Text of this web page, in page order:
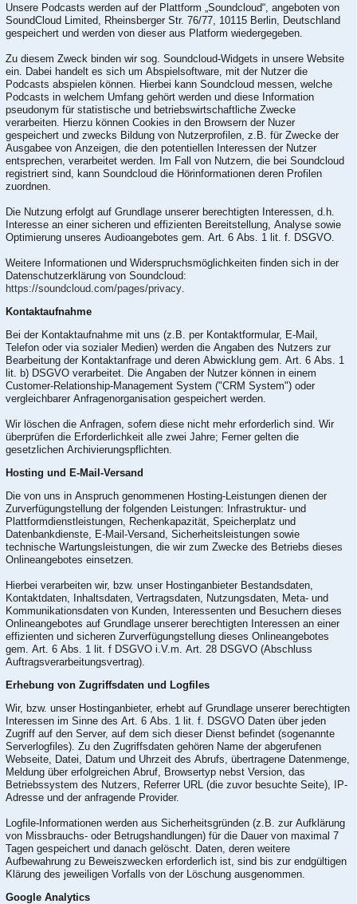
Unsere Podcasts werden auf der Plattform „Soundcloud“, angeboten von
SoundCloud Limited, Rheinsberger Str. 76/77, 10115 Berlin, Deutschland
gespeichert und werden von dieser aus Platform wiedergegeben.
Zu diesem Zweck binden wir sog. Soundcloud-Widgets in unsere Website
ein. Dabei handelt es sich um Abspielsoftware, mit der Nutzer die
Podcasts abspielen können. Hierbei kann Soundcloud messen, welche
Podcasts in welchem Umfang gehört werden und diese Information
pseudonym für statistische und betriebswirtschaftliche Zwecke
verarbeiten. Hierzu können Cookies in den Browsern der Nuzer
gespeichert und zwecks Bildung von Nutzerprofilen, z.B. für Zwecke der
Ausgabee von Anzeigen, die den potentiellen Interessen der Nutzer
entsprechen, verarbeitet werden. Im Fall von Nutzern, die bei Soundcloud
registriert sind, kann Soundcloud die Hörinformationen deren Profilen
zuordnen.
Die Nutzung erfolgt auf Grundlage unserer berechtigten Interessen, d.h.
Interesse an einer sicheren und effizienten Bereitstellung, Analyse sowie
Optimierung unseres Audioangebotes gem. Art. 6 Abs. 1 lit. f. DSGVO.
Weitere Informationen und Widerspruchsmöglichkeiten finden sich in der
Datenschutzerklärung von Soundcloud:
https://soundcloud.com/pages/privacy
Kontaktaufnahme
Bei der Kontaktaufnahme mit uns (z.B. per Kontaktformular, E-Mail,
Telefon oder via sozialer Medien) werden die Angaben des Nutzers zur
Bearbeitung der Kontaktanfrage und deren Abwicklung gem. Art. 6 Abs. 1
lit. b) DSGVO verarbeitet. Die Angaben der Nutzer können in einem
Customer-Relationship-Management System ("CRM System") oder
vergleichbarer Anfragenorganisation gespeichert werden.
Wir löschen die Anfragen, sofern diese nicht mehr erforderlich sind. Wir
überprüfen die Erforderlichkeit alle zwei Jahre; Ferner gelten die
gesetzlichen Archivierungspflichten.
Hosting und E-Mail-Versand
Die von uns in Anspruch genommenen Hosting-Leistungen dienen der
Zurverfügungstellung der folgenden Leistungen: Infrastruktur- und
Plattformdienstleistungen, Rechenkapazität, Speicherplatz und
Datenbankdienste, E-Mail-Versand, Sicherheitsleistungen sowie
technische Wartungsleistungen, die wir zum Zwecke des Betriebs dieses
Onlineangebotes einsetzen.
Hierbei verarbeiten wir, bzw. unser Hostinganbieter Bestandsdaten,
Kontaktdaten, Inhaltsdaten, Vertragsdaten, Nutzungsdaten, Meta- und
Kommunikationsdaten von Kunden, Interessenten und Besuchern dieses
Onlineangebotes auf Grundlage unserer berechtigten Interessen an einer
effizienten und sicheren Zurverfügungstellung dieses Onlineangebotes
gem. Art. 6 Abs. 1 lit. f DSGVO i.V.m. Art. 28 DSGVO (Abschluss
Auftragsverarbeitungsvertrag).
Erhebung von Zugriffsdaten und Logfiles
Wir, bzw. unser Hostinganbieter, erhebt auf Grundlage unserer berechtigten
Interessen im Sinne des Art. 6 Abs. 1 lit. f. DSGVO Daten über jeden
Zugriff auf den Server, auf dem sich dieser Dienst befindet (sogenannte
Serverlogfiles). Zu den Zugriffsdaten gehören Name der abgerufenen
Webseite, Datei, Datum und Uhrzeit des Abrufs, übertragene Datenmenge,
Meldung über erfolgreichen Abruf, Browsertyp nebst Version, das
Betriebssystem des Nutzers, Referrer URL (die zuvor besuchte Seite), IP-
Adresse und der anfragende Provider.
Logfile-Informationen werden aus Sicherheitsgründen (z.B. zur Aufklärung
von Missbrauchs- oder Betrugshandlungen) für die Dauer von maximal 7
Tagen gespeichert und danach gelöscht. Daten, deren weitere
Aufbewahrung zu Beweiszwecken erforderlich ist, sind bis zur endgültigen
Klärung des jeweiligen Vorfalls von der Löschung ausgenommen.
Google Analytics